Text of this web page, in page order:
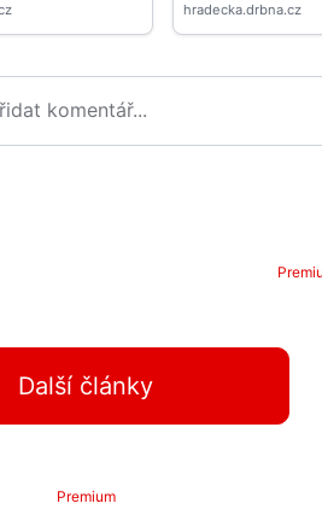
Další články
Premium